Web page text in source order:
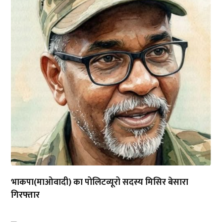
भाकपा(माओवादी) का पोलिटव्यूरो सदस्य मिसिर बेसारा
गिरफ्तार